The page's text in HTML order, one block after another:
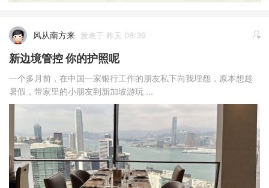
风从南方来 发表于 昨天 08:39
新边境管控 你的护照呢
一个多月前，在中国一家银行工作的朋友私下向我埋怨，原本想趁
暑假，带家里的小朋友到新加坡游玩 ...